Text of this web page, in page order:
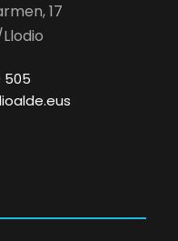
17
505